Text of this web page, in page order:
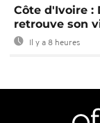
Côte d'Ivoire :
retrouve son
Il y a 8 heures